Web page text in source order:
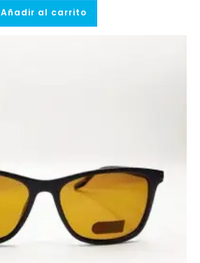
Añadir al carrito